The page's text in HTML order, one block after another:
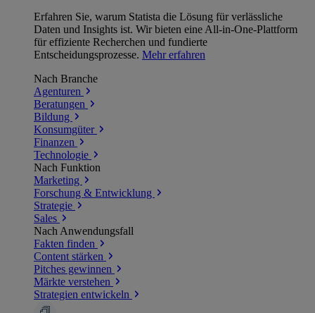
Erfahren Sie, warum Statista die Lösung für verlässliche
Daten und Insights ist. Wir bieten eine All-in-One-Plattform
für effiziente Recherchen und fundierte
Entscheidungsprozesse. Mehr erfahren
Nach Branche
Agenturen
Beratungen
Bildung
Konsumgüter
Finanzen
Technologie
Nach Funktion
Marketing
Forschung & Entwicklung
Strategie
Sales
Nach Anwendungsfall
Fakten finden
Content stärken
Pitches gewinnen
Märkte verstehen
Strategien entwickeln